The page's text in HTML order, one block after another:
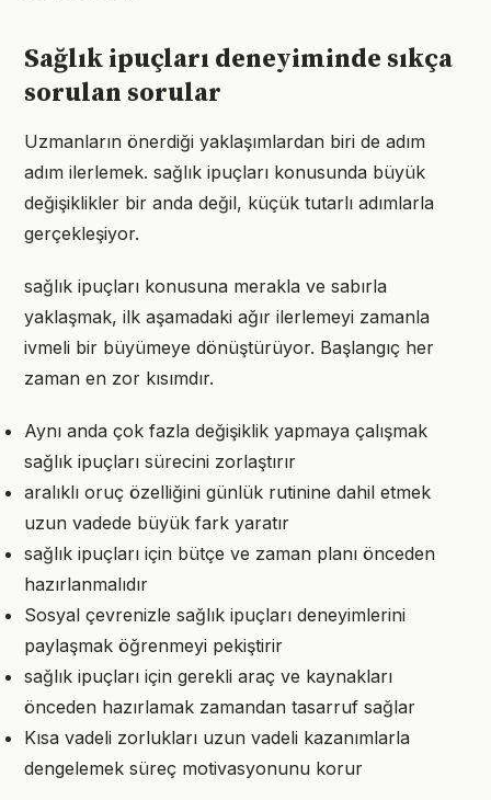
Sağlık ipuçları deneyiminde sıkça
sorulan sorular
Uzmanların önerdiği yaklaşımlardan biri de adım
adım ilerlemek. sağlık ipuçları konusunda büyük
değişiklikler bir anda değil, küçük tutarlı adımlarla
gerçekleşiyor.
sağlık ipuçları konusuna merakla ve sabırla
yaklaşmak, ilk aşamadaki ağır ilerlemeyi zamanla
ivmeli bir büyümeye dönüştürüyor. Başlangıç her
zaman en zor kısımdır.
Aynı anda çok fazla değişiklik yapmaya çalışmak
sağlık ipuçları sürecini zorlaştırır
aralıklı oruç özelliğini günlük rutinine dahil etmek
uzun vadede büyük fark yaratır
sağlık ipuçları için bütçe ve zaman planı önceden
hazırlanmalıdır
Sosyal çevrenizle sağlık ipuçları deneyimlerini
paylaşmak öğrenmeyi pekiştirir
sağlık ipuçları için gerekli araç ve kaynakları
önceden hazırlamak zamandan tasarruf sağlar
Kısa vadeli zorlukları uzun vadeli kazanımlarla
dengelemek süreç motivasyonunu korur